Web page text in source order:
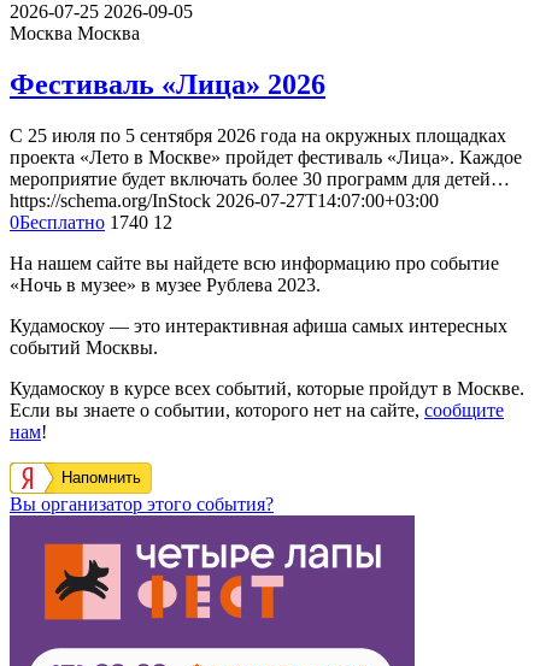
2026-07-25 2026-09-05
Москва Москва
Фестиваль «Лица» 2026
С 25 июля по 5 сентября 2026 года на окружных площадках
проекта «Лето в Москве» пройдет фестиваль «Лица». Каждое
мероприятие будет включать более 30 программ для детей…
https://schema.org/InStock 2026-07-27T14:07:00+03:00
0Бесплатно 1740 12
На нашем сайте вы найдете всю информацию про событие
«Ночь в музее» в музее Рублева 2023.
Кудамоскоу — это интерактивная афиша самых интересных
событий Москвы.
Кудамоскоу в курсе всех событий, которые пройдут в Москве.
Если вы знаете о событии, которого нет на сайте, сообщите
нам!
Напомнить
Вы организатор этого события?